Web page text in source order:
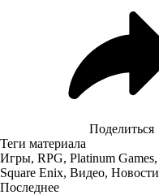
Поделиться
Теги материала
Игры, RPG, Platinum Games,
Square Enix, Видео, Новости
Последнее